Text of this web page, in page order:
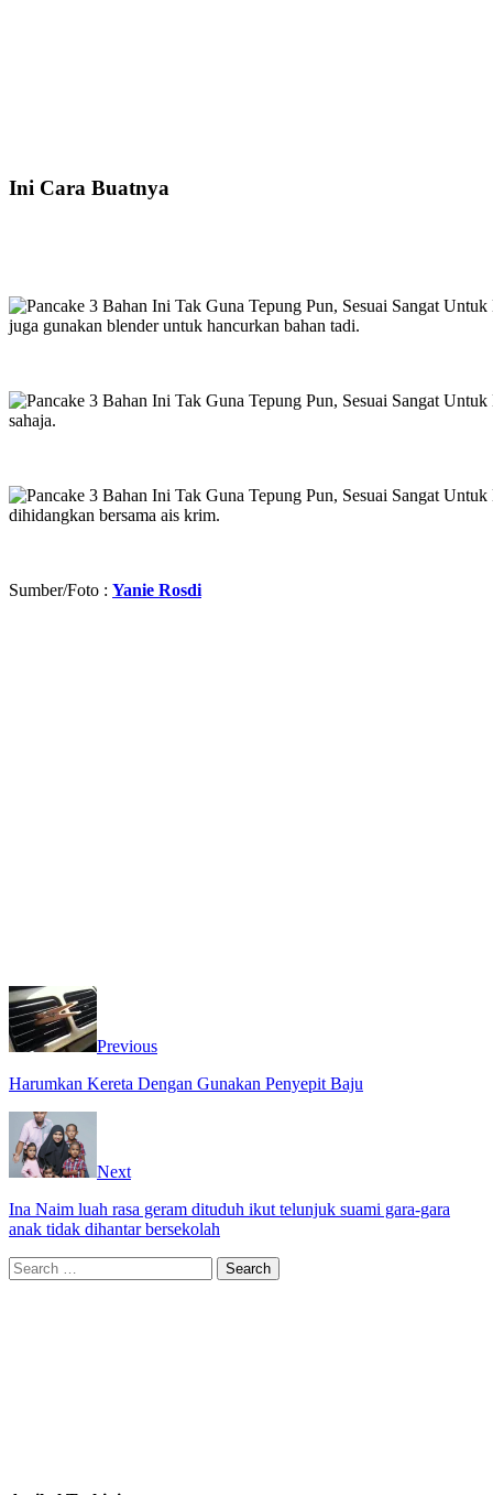
Ini Cara Buatnya
juga gunakan blender untuk hancurkan bahan tadi.
sahaja.
dihidangkan bersama ais krim.
Sumber/Foto : Yanie Rosdi
Previous
Harumkan Kereta Dengan Gunakan Penyepit Baju
Next
Ina Naim luah rasa geram dituduh ikut telunjuk suami gara-gara
anak tidak dihantar bersekolah
Search
for: